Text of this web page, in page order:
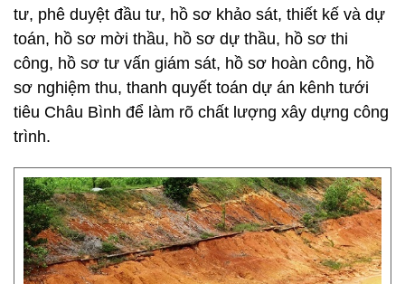
tư, phê duyệt đầu tư, hồ sơ khảo sát, thiết kế và dự
toán, hồ sơ mời thầu, hồ sơ dự thầu, hồ sơ thi
công, hồ sơ tư vấn giám sát, hồ sơ hoàn công, hồ
sơ nghiệm thu, thanh quyết toán dự án kênh tưới
tiêu Châu Bình để làm rõ chất lượng xây dựng công
trình.